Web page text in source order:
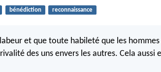
bénédiction reconnaissance
et que toute habileté que les
des uns envers les autres. Cela aussi